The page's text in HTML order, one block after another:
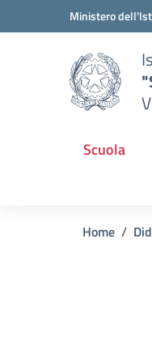
Vai ai contenuti
Vai al menu di navigazione
Ministero
Scuola
Home